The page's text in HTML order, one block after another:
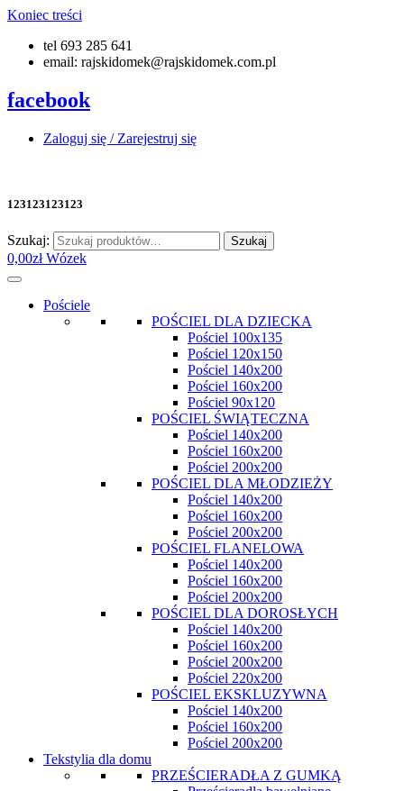
Koniec treści
tel 693 285 641
email: rajskidomek@rajskidomek.com.pl
facebook
Zaloguj się / Zarejestruj się
123123123123
Szukaj: Szukaj
0,00zł Wózek
Pościele
POŚCIEL DLA DZIECKA
Pościel 100x135
Pościel 120x150
Pościel 140x200
Pościel 160x200
Pościel 90x120
POŚCIEL ŚWIĄTECZNA
Pościel 140x200
Pościel 160x200
Pościel 200x200
POŚCIEL DLA MŁODZIEŻY
Pościel 140x200
Pościel 160x200
Pościel 200x200
POŚCIEL FLANELOWA
Pościel 140x200
Pościel 160x200
Pościel 200x200
POŚCIEL DLA DOROSŁYCH
Pościel 140x200
Pościel 160x200
Pościel 200x200
Pościel 220x200
POŚCIEL EKSKLUZYWNA
Pościel 140x200
Pościel 160x200
Pościel 200x200
Tekstylia dla domu
PRZEŚCIERADŁA Z GUMKĄ